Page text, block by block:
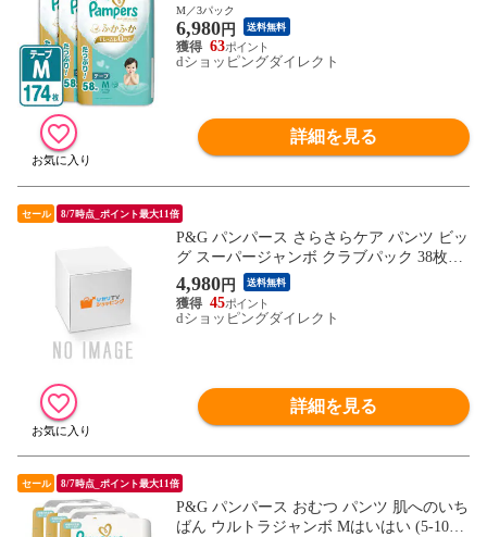
g) 174枚(58枚×3パック) 4987176206947
M／3パック
6,980円 送料無料
63
dショッピングダイレクト
詳細を見る
セール 8/7時点_ポイント最大11倍
P&G パンパース さらさらケア パンツ ビッ
グ スーパージャンボ クラブパック 38枚×4
パック 4987176206237
4,980円 送料無料
45
dショッピングダイレクト
詳細を見る
セール 8/7時点_ポイント最大11倍
P&G パンパース おむつ パンツ 肌へのいち
ばん ウルトラジャンボ Mはいはい (5-10kg)